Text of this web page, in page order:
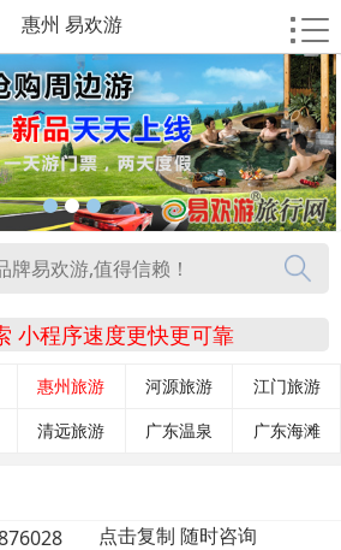
惠州 易欢游
点击进入=>高级搜索 小程序速度更快更可靠
惠州旅游 河源旅游 江门旅游
清远旅游 广东温泉 广东海滩
点击复制 随时咨询